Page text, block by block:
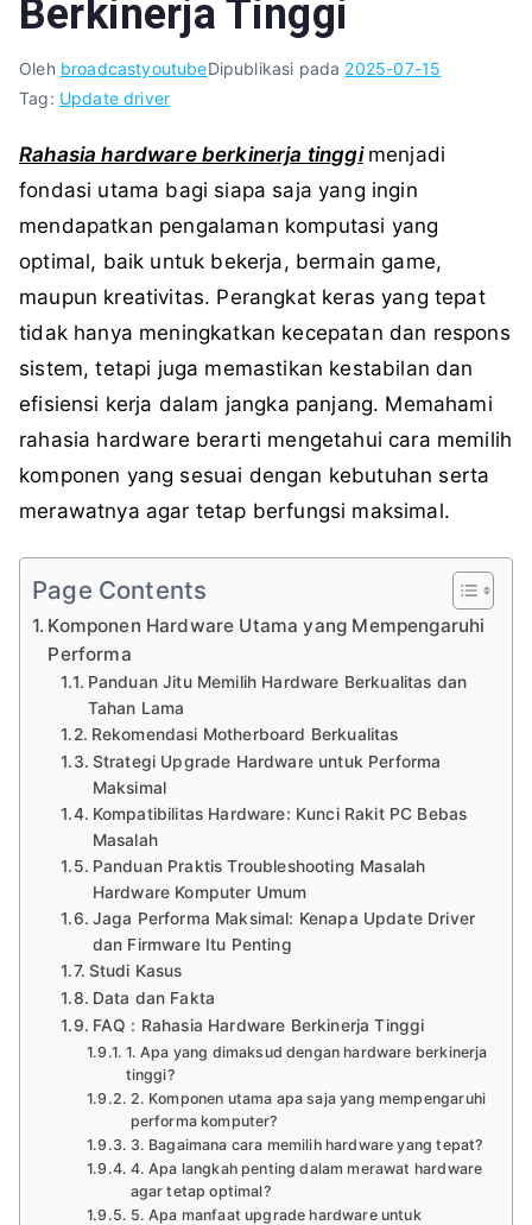
Berkinerja Tinggi
Oleh broadcastyoutubeDipublikasi pada 2025-07-15
Tag: Update driver
Rahasia hardware berkinerja tinggi menjadi
fondasi utama bagi siapa saja yang ingin
mendapatkan pengalaman komputasi yang
optimal, baik untuk bekerja, bermain game,
maupun kreativitas. Perangkat keras yang tepat
tidak hanya meningkatkan kecepatan dan respons
sistem, tetapi juga memastikan kestabilan dan
efisiensi kerja dalam jangka panjang. Memahami
rahasia hardware berarti mengetahui cara memilih
komponen yang sesuai dengan kebutuhan serta
merawatnya agar tetap berfungsi maksimal.
Page Contents
Komponen Hardware Utama yang Mempengaruhi
Performa
Panduan Jitu Memilih Hardware Berkualitas dan
Tahan Lama
Rekomendasi Motherboard Berkualitas
Strategi Upgrade Hardware untuk Performa
Maksimal
Kompatibilitas Hardware: Kunci Rakit PC Bebas
Masalah
Panduan Praktis Troubleshooting Masalah
Hardware Komputer Umum
Jaga Performa Maksimal: Kenapa Update Driver
dan Firmware Itu Penting
Studi Kasus
Data dan Fakta
FAQ : Rahasia Hardware Berkinerja Tinggi
1. Apa yang dimaksud dengan hardware berkinerja
tinggi?
2. Komponen utama apa saja yang mempengaruhi
performa komputer?
3. Bagaimana cara memilih hardware yang tepat?
4. Apa langkah penting dalam merawat hardware
agar tetap optimal?
5. Apa manfaat upgrade hardware untuk